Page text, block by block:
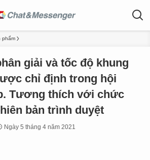
phẩm
giải và tốc độ khung
chỉ định trong hội
Tương thích với chức
bản trình duyệt
Ngày 5 tháng 4 năm 2021